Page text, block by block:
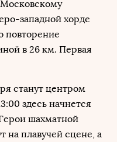
западной хорде
повторение
в 26 км. Первая
станут центром
здесь начнется
шахматной
на плавучей сцене, а